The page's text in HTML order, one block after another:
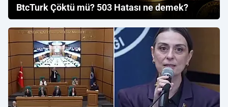
BtcTurk Çöktü mü? 503 Hatası ne demek?